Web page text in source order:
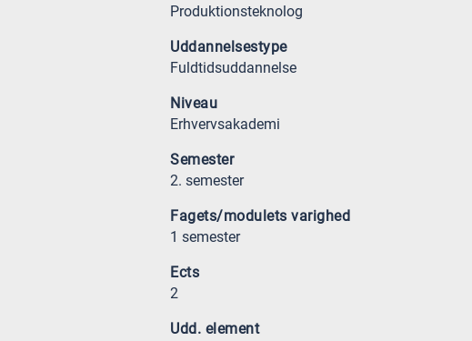
Produktionsteknolog
Uddannelsestype
Fuldtidsuddannelse
Niveau
Erhvervsakademi
Semester
2. semester
Fagets/modulets varighed
1 semester
Ects
2
Udd. element